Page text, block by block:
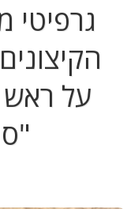
גרפיטי
על ראש